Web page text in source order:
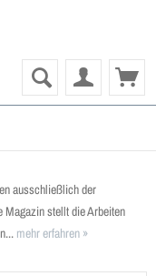
ausschließlich der
Magazin stellt die Arbeiten
mehr erfahren »